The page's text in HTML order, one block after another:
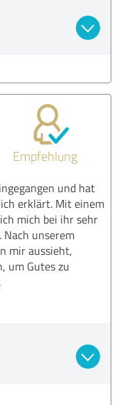
Empfehlung
und hat
erklärt. Mit einem
mich bei ihr sehr
unserem
mir aussieht,
um Gutes zu